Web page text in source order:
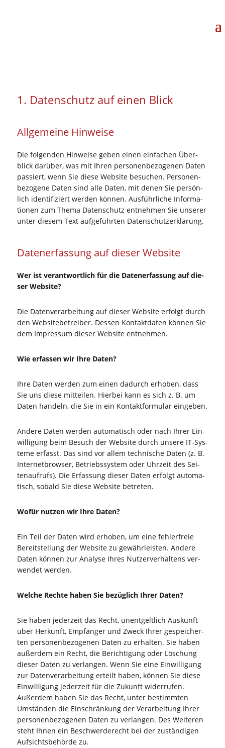
1. Daten­schutz auf einen Blick
All­ge­mei­ne Hinweise
Die fol­gen­den Hin­wei­se geben einen ein­fa­chen Über­
blick dar­über, was mit Ihren per­so­nen­be­zo­ge­nen Daten
pas­siert, wenn Sie die­se Web­site besu­chen. Per­so­nen­
be­zo­ge­ne Daten sind alle Daten, mit denen Sie per­sön­
lich iden­ti­fi­ziert wer­den kön­nen. Aus­führ­li­che Infor­ma­
tio­nen zum The­ma Daten­schutz ent­neh­men Sie unse­rer
unter die­sem Text auf­ge­führ­ten Datenschutzerklärung.
Daten­er­fas­sung auf die­ser Website
Wer ist ver­ant­wort­lich für die Daten­er­fas­sung auf die­
ser Website?
Die Daten­ver­ar­bei­tung auf die­ser Web­site erfolgt durch
den Web­site­be­trei­ber. Des­sen Kon­takt­da­ten kön­nen Sie
dem Impres­sum die­ser Web­site entnehmen.
Wie erfas­sen wir Ihre Daten?
Ihre Daten wer­den zum einen dadurch erho­ben, dass
Sie uns die­se mit­tei­len. Hier­bei kann es sich z. B. um
Daten han­deln, die Sie in ein Kon­takt­for­mu­lar eingeben.
Ande­re Daten wer­den auto­ma­tisch oder nach Ihrer Ein­
wil­li­gung beim Besuch der Web­site durch unse­re IT-Sys­
te­me erfasst. Das sind vor allem tech­ni­sche Daten (z. B.
Inter­net­brow­ser, Betriebs­sys­tem oder Uhr­zeit des Sei­
ten­auf­rufs). Die Erfas­sung die­ser Daten erfolgt auto­ma­
tisch, sobald Sie die­se Web­site betreten.
Wofür nut­zen wir Ihre Daten?
Ein Teil der Daten wird erho­ben, um eine feh­ler­freie
Bereit­stel­lung der Web­site zu gewähr­leis­ten. Ande­re
Daten kön­nen zur Ana­ly­se Ihres Nut­zer­ver­hal­tens ver­
wen­det werden.
Wel­che Rech­te haben Sie bezüg­lich Ihrer Daten?
Sie haben jeder­zeit das Recht, unent­gelt­lich Aus­kunft
über Her­kunft, Emp­fän­ger und Zweck Ihrer gespei­cher­
ten per­so­nen­be­zo­ge­nen Daten zu erhal­ten. Sie haben
außer­dem ein Recht, die Berich­ti­gung oder Löschung
die­ser Daten zu ver­lan­gen. Wenn Sie eine Ein­wil­li­gung
zur Daten­ver­ar­bei­tung erteilt haben, kön­nen Sie die­se
Ein­wil­li­gung jeder­zeit für die Zukunft wider­ru­fen.
Außer­dem haben Sie das Recht, unter bestimm­ten
Umstän­den die Ein­schrän­kung der Ver­ar­bei­tung Ihrer
per­so­nen­be­zo­ge­nen Daten zu ver­lan­gen. Des Wei­te­ren
steht Ihnen ein Beschwer­de­recht bei der zustän­di­gen
Auf­sichts­be­hör­de zu.